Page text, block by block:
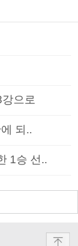
으로
되..
1승 선..